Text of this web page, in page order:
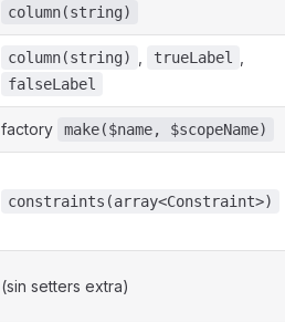
column(string)
column(string) trueLabel
falseLabel
factory make($name, $scopeName)
constraints(array<Constraint>)
(sin setters extra)